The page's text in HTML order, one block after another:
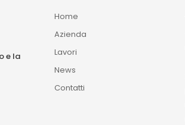
e la
Home
Azienda
Lavori
News
Contatti